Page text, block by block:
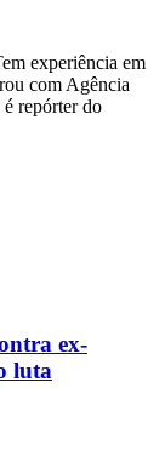
experiência em
com Agência
repórter do
ex-
luta